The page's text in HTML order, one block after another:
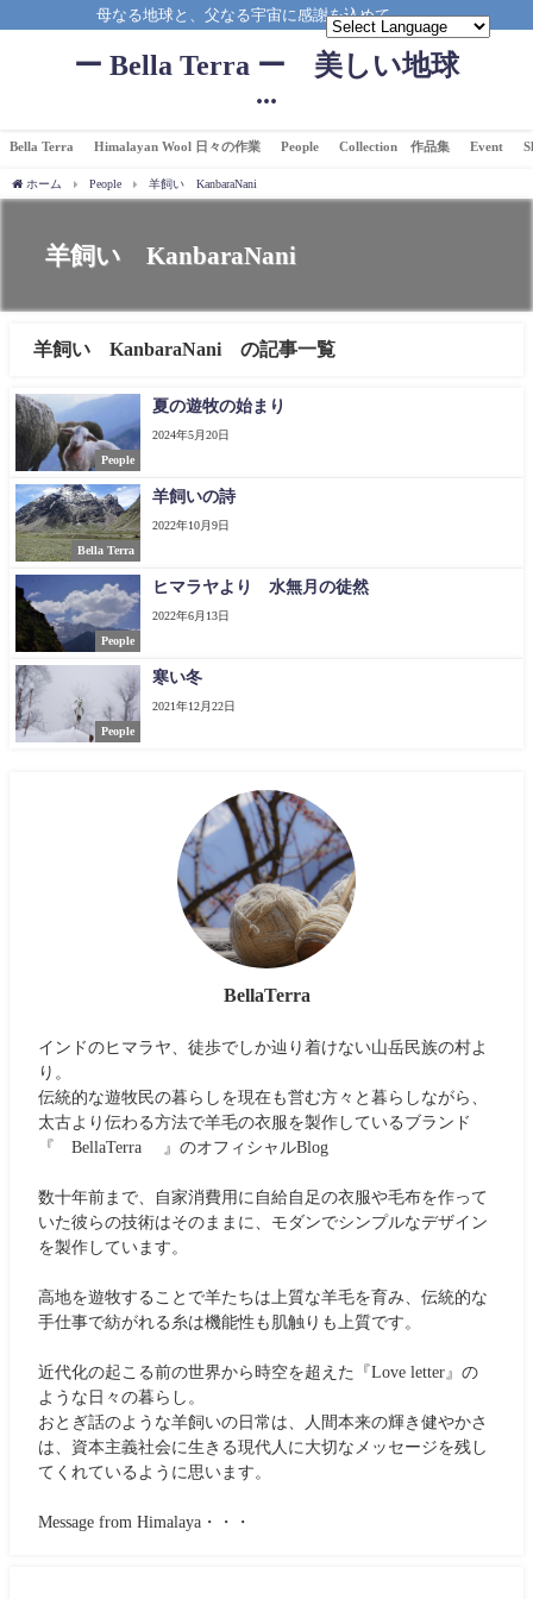
母なる地球と、父なる宇宙に感謝を込めて。。。
ー Bella Terra ー 美しい地球
...
Bella Terra Himalayan Wool 日々の作業 People Collection 作品集 Event
ホーム People 羊飼い KanbaraNani
羊飼い KanbaraNani
羊飼い KanbaraNani の記事一覧
People
夏の遊牧の始まり
2024年5月20日
Bella Terra
羊飼いの詩
2022年10月9日
People
ヒマラヤより 水無月の徒然
2022年6月13日
People
寒い冬
2021年12月22日
BellaTerra
インドのヒマラヤ、徒歩でしか辿り着けない山岳民族の村よ
り。
伝統的な遊牧民の暮らしを現在も営む方々と暮らしながら、
太古より伝わる方法で羊毛の衣服を製作しているブランド
『 BellaTerra 』のオフィシャルBlog
数十年前まで、自家消費用に自給自足の衣服や毛布を作って
いた彼らの技術はそのままに、モダンでシンプルなデザイン
を製作しています。
高地を遊牧することで羊たちは上質な羊毛を育み、伝統的な
手仕事で紡がれる糸は機能性も肌触りも上質です。
近代化の起こる前の世界から時空を超えた『Love letter』の
ような日々の暮らし。
おとぎ話のような羊飼いの日常は、人間本来の輝き健やかさ
は、資本主義社会に生きる現代人に大切なメッセージを残し
てくれているように思います。
Message from Himalaya・・・